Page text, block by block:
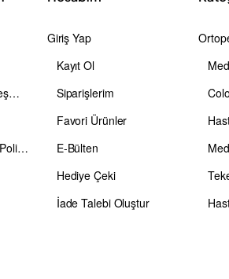
Mesafeli Satış Sözleşmesi
Gizlilik ve Güvenlik Politikası
Giriş Yap
Kayıt Ol
Siparişlerim
Favori Ürünler
E-Bülten
Hediye Çeki
İade Talebi Oluştur